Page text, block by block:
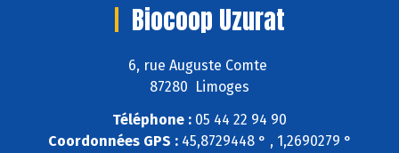
Biocoop Uzurat
6, rue Auguste Comte
87280 Limoges
Téléphone : 05 44 22 94 90
Coordonnées GPS :45,8729448 ° , 1,2690279 °